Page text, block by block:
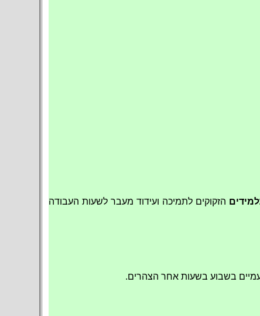
הזקוקים לתמיכה ועידוד מעבר לשעות העבודה
בשבוע בשעות אחר הצהרים.